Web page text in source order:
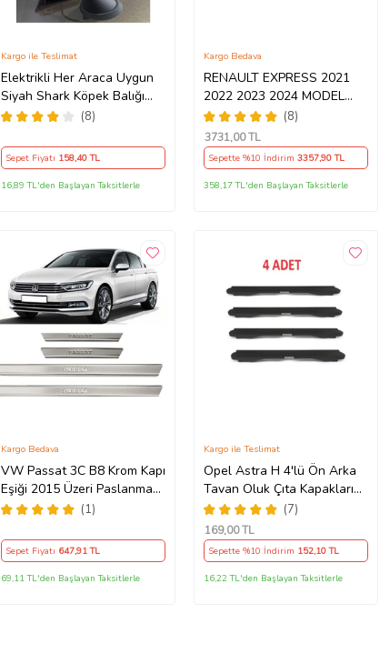
Elektrikli Her Araca Uygun
Siyah Shark Köpek Balığı
Balina Tavan Anteni
(8)
Kargo ile Teslimat
Sepet Fiyatı 158,40 TL
16,89 TL'den Başlayan Taksitlerle
RENAULT EXPRESS 2021
2022 2023 2024 MODEL
TAVAN ÇITASI PORT BAGAJ
(8)
Kargo Bedava
3731,00 TL
Sepette %10 İndirim3357,90 TL
358,17 TL'den Başlayan Taksitlerle
VW Passat 3C B8 Krom Kapı
Eşiği 2015 Üzeri Paslanmaz
Çelik
(1)
Kargo Bedava
Sepet Fiyatı 647,91 TL
69,11 TL'den Başlayan Taksitlerle
Opel Astra H 4'lü Ön Arka
Tavan Oluk Çıta Kapakları
Siyah
(7)
Kargo ile Teslimat
169,00 TL
Sepette %10 İndirim 152,10 TL
16,22 TL'den Başlayan Taksitlerle